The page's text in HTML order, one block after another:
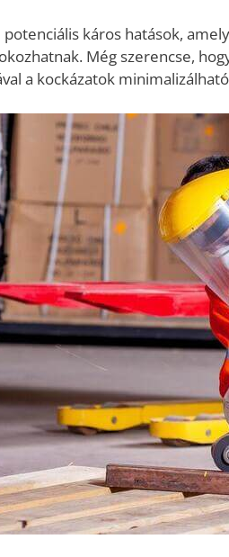
potenciális káros hatások,
Még szerencse,
a kockázatok